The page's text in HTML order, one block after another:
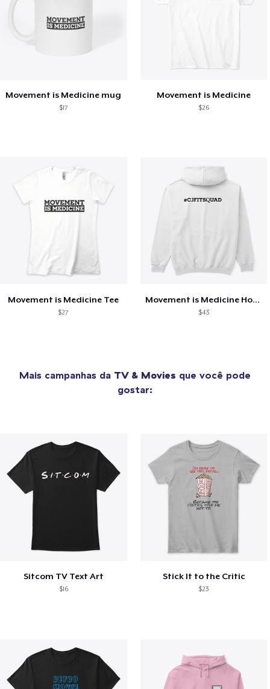
Movement is Medicine mug
$17
Movement is Medicine
$26
Movement is Medicine Tee
$27
Movement is Medicine Hoodie
$43
Mais campanhas da TV & Movies que você pode
gostar:
Sitcom TV Text Art
$16
Stick It to the Critic
$23